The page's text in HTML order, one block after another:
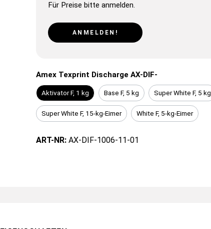
Für Preise bitte anmelden.
ANMELDEN!
Amex Texprint Discharge AX-DIF-
Aktivator F, 1 kg Base F, 5 kg Super White F, 5 kg
Super White F, 15-kg-Eimer White F, 5-kg-Eimer
ART-NR: AX-DIF-1006-11-01